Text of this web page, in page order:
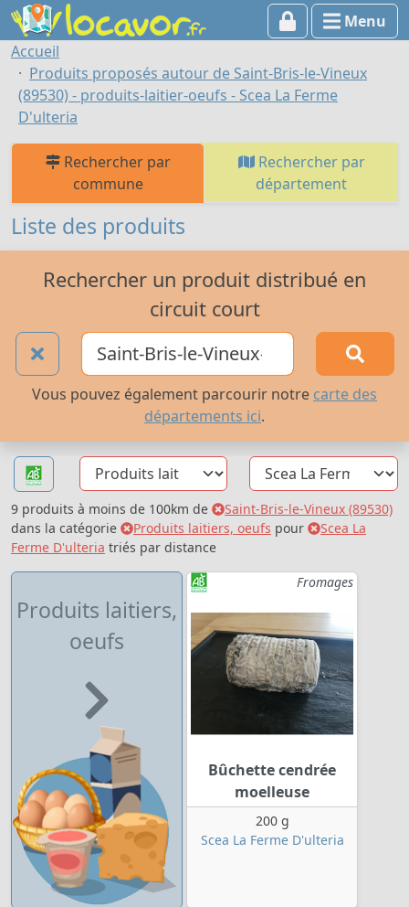
Menu
Accueil
Produits proposés autour de Saint-Bris-le-Vineux
(89530) - produits-laitier-oeufs - Scea La Ferme
D'ulteria
Rechercher par
commune
Rechercher par
département
Liste des produits
Rechercher un produit distribué en
circuit court
Vous pouvez également parcourir notre carte des
départements ici.
9 produits à moins de 100km de
Saint-Bris-le-Vineux (89530)
dans la catégorie
Produits laitiers, oeufs pour
Scea La
Ferme D'ulteria triés par distance
Produits laitiers,
oeufs
Fromages
Bûchette cendrée
moelleuse
200 g
Scea La Ferme D'ulteria